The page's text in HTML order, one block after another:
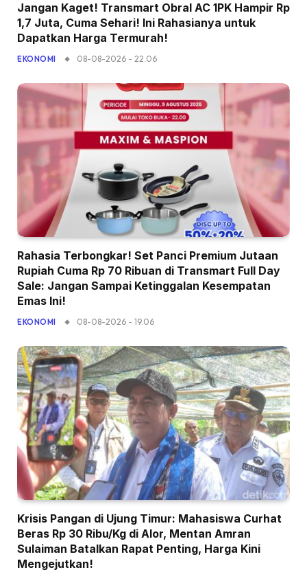
Jangan Kaget! Transmart Obral AC 1PK Hampir Rp
1,7 Juta, Cuma Sehari! Ini Rahasianya untuk
Dapatkan Harga Termurah!
EKONOMI 08-08-2026 - 22.06
Rahasia Terbongkar! Set Panci Premium Jutaan
Rupiah Cuma Rp 70 Ribuan di Transmart Full Day
Sale: Jangan Sampai Ketinggalan Kesempatan
Emas Ini!
EKONOMI 08-08-2026 - 19.06
Krisis Pangan di Ujung Timur: Mahasiswa Curhat
Beras Rp 30 Ribu/Kg di Alor, Mentan Amran
Sulaiman Batalkan Rapat Penting, Harga Kini
Mengejutkan!